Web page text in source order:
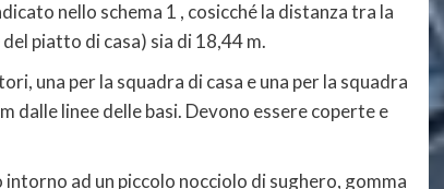
nello schema 1 , cosicché la distanza tra la
piatto di casa) sia di 18,44 m.
una per la squadra di casa e una per la squadra
dalle linee delle basi. Devono essere coperte e
ad un piccolo nocciolo di sughero, gomma